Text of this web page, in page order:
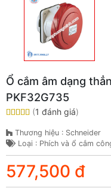
Ổ cắm âm dạng
PKF32G735
(1 đánh giá)
Thương hiệu : Schneider
Loại : Phích và ổ cắm
577,500 đ